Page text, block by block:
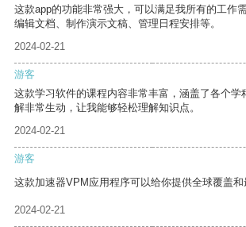
这款app的功能非常强大，可以满足我所有的工作
编辑文档、制作演示文稿、管理日程安排等。
2024-02-21
游客
这款学习软件的课程内容非常丰富，涵盖了各个学
解非常生动，让我能够轻松理解知识点。
2024-02-21
游客
这款加速器VPM应用程序可以给你提供全球覆盖和
2024-02-21